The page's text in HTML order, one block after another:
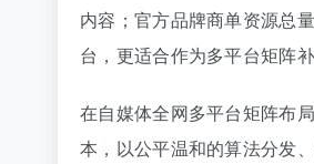
内容；官方品牌商单资源总
台，更适合作为多平台矩阵
在自媒体全网多平台矩阵布
本，以公平温和的算法分发